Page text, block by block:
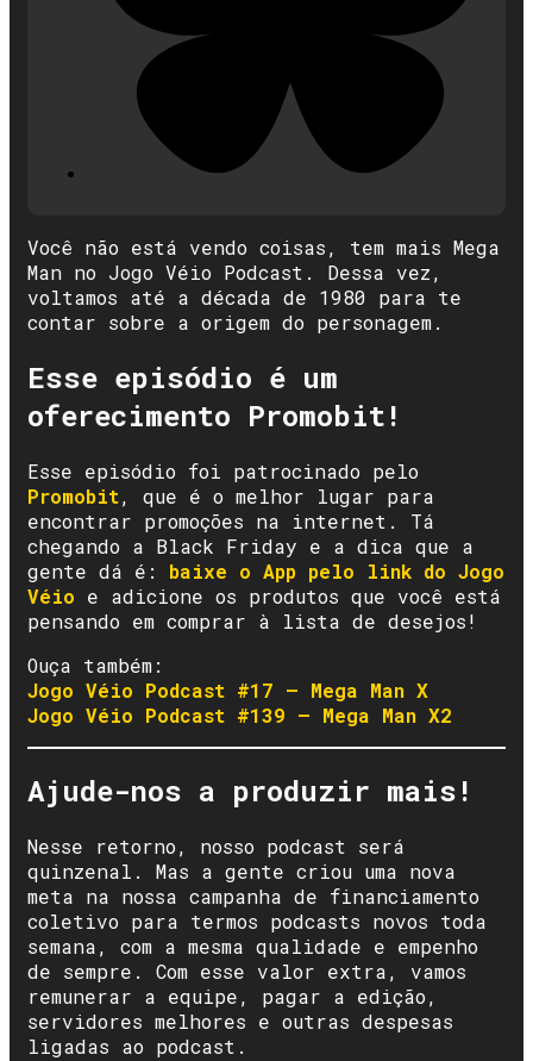
Você não está vendo coisas, tem mais Mega
Man no Jogo Véio Podcast. Dessa vez,
voltamos até a década de 1980 para te
contar sobre a origem do personagem.
Esse episódio é um
oferecimento Promobit!
Esse episódio foi patrocinado pelo
Promobit, que é o melhor lugar para
encontrar promoções na internet. Tá
chegando a Black Friday e a dica que a
gente dá é: baixe o App pelo link do Jogo
Véio e adicione os produtos que você está
pensando em comprar à lista de desejos!
Ouça também:
Jogo Véio Podcast #17 – Mega Man X
Jogo Véio Podcast #139 – Mega Man X2
Ajude-nos a produzir mais!
Nesse retorno, nosso podcast será
quinzenal. Mas a gente criou uma nova
meta na nossa campanha de financiamento
coletivo para termos podcasts novos toda
semana, com a mesma qualidade e empenho
de sempre. Com esse valor extra, vamos
remunerar a equipe, pagar a edição,
servidores melhores e outras despesas
ligadas ao podcast.